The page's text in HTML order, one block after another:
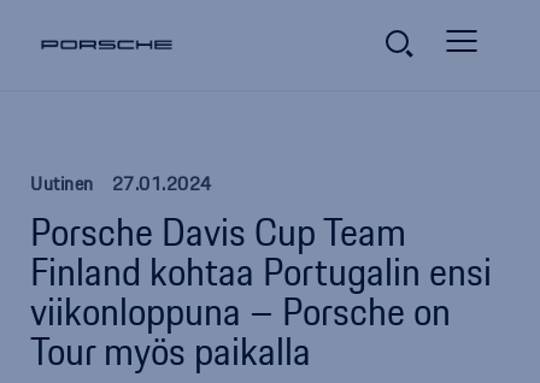
Uutinen 27.01.2024
Porsche Davis Cup Team
Finland kohtaa Portugalin ensi
viikonloppuna – Porsche on
Tour myös paikalla